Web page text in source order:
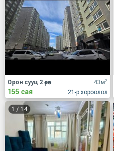
43м2
21-р хороолол
Орон сууц 2 өрөө
155 сая
1 / 14